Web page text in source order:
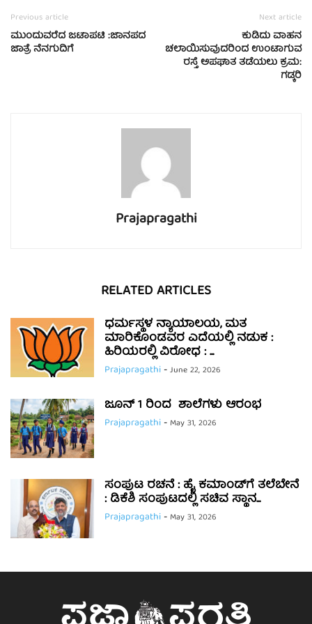
Previous article
ಮುಂದುವರೆದ ಜಟಾಪಟಿ :ಜಾನಪದ
ಜಾತ್ರೆ ನೆನಗುದಿಗೆ
Next article
ಕುಡಿದು ವಾಹನ
ಚಲಾಯಿಸುವುದರಿಂದ ಉಂಟಾಗುವ
ರಸ್ತೆ ಅಪಘಾತ ತಡೆಯಲು ಕ್ರಮ:
ಗಡ್ಕರಿ
Prajapragathi
RELATED ARTICLES
ಧರ್ಮಸ್ಥಳ ನ್ಯಾಯಾಲಯ, ಮತ
ಮಾರಿಕೊಂಡವರ ಎದೆಯಲ್ಲಿ ನಡುಕ :
ಹಿರಿಯರಲ್ಲಿ ವಿರೋಧ : ...
Prajapragathi-June 22, 2026
ಜೂನ್ 1 ರಿಂದ ಶಾಲೆಗಳು ಆರಂಭ
Prajapragathi- May 31, 2026
ಸಂಪುಟ ರಚನೆ : ಹೈ ಕಮಾಂಡ್‌ಗೆ ತಲೆಬೇನೆ
: ಡಿಕೆಶಿ ಸಂಪುಟದಲ್ಲಿ ಸಚಿವ ಸ್ಥಾನ...
Prajapragathi- May 31, 2026